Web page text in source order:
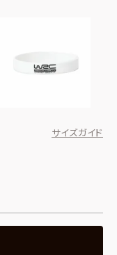
サイズガイド